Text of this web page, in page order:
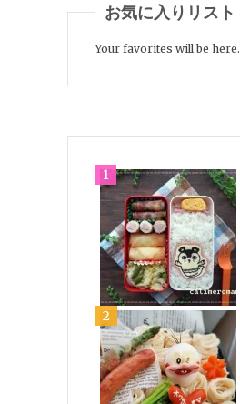
お気に入りリスト
Your favorites will be here.